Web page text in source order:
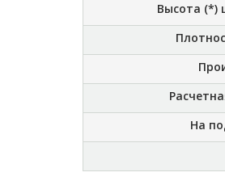
Высота (*)
На